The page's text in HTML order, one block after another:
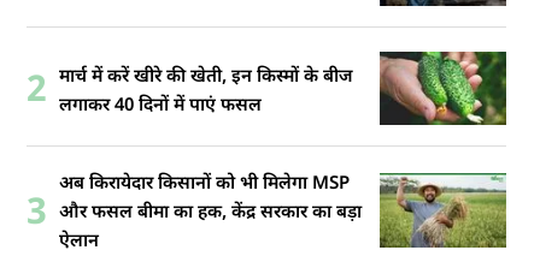
2 मार्च में करें खीरे की खेती, इन किस्मों के बीज
लगाकर 40 दिनों में पाएं फसल
3
अब किरायेदार किसानों को भी मिलेगा MSP
और फसल बीमा का हक, केंद्र सरकार का बड़ा
ऐलान